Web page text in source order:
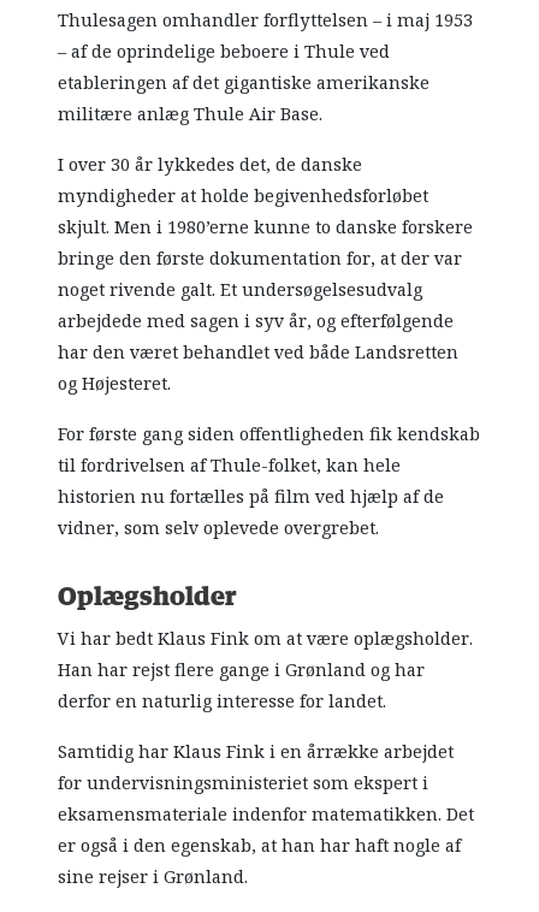
Thulesagen omhandler forflyttelsen – i maj 1953
– af de oprindelige beboere i Thule ved
etableringen af det gigantiske amerikanske
militære anlæg Thule Air Base.
I over 30 år lykkedes det, de danske
myndigheder at holde begivenhedsforløbet
skjult. Men i 1980’erne kunne to danske forskere
bringe den første dokumentation for, at der var
noget rivende galt. Et undersøgelsesudvalg
arbejdede med sagen i syv år, og efterfølgende
har den været behandlet ved både Landsretten
og Højesteret.
For første gang siden offentligheden fik kendskab
til fordrivelsen af Thule-folket, kan hele
historien nu fortælles på film ved hjælp af de
vidner, som selv oplevede overgrebet.
Oplægsholder
Vi har bedt Klaus Fink om at være oplægsholder.
Han har rejst flere gange i Grønland og har
derfor en naturlig interesse for landet.
Samtidig har Klaus Fink i en årrække arbejdet
for undervisningsministeriet som ekspert i
eksamensmateriale indenfor matematikken. Det
er også i den egenskab, at han har haft nogle af
sine rejser i Grønland.